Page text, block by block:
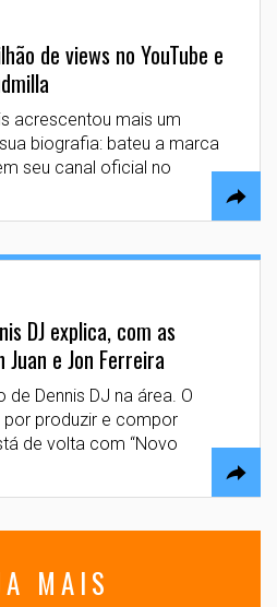
de views no YouTube e
acrescentou mais um
biografia: bateu a marca
seu canal oficial no
DJ explica, com as
e Jon Ferreira
Dennis DJ na área. O
por produzir e compor
de volta com “Novo
MAIS